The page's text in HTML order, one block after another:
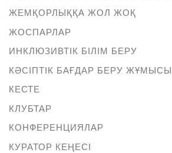
ЖЕМҚОРЛЫҚҚА ЖОЛ ЖОҚ
ЖОСПАРЛАР
ИНКЛЮЗИВТІК БІЛІМ БЕРУ
КӘСІПТІК БАҒДАР БЕРУ ЖҰМЫСЫ
КЕСТЕ
КЛУБТАР
КОНФЕРЕНЦИЯЛАР
КУРАТОР КЕҢЕСІ